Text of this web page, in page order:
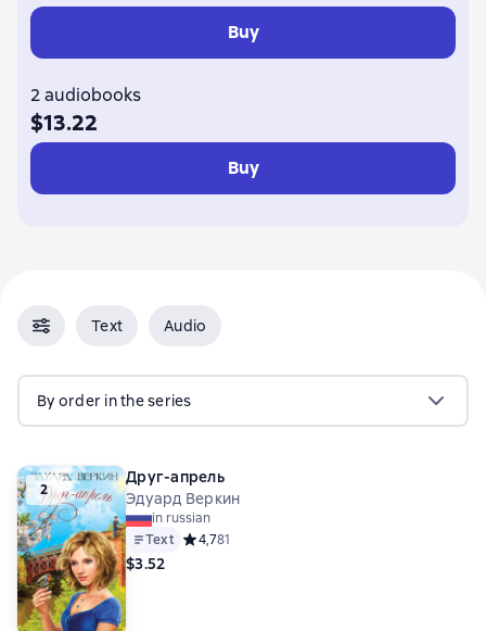
Buy
2 audiobooks
$13.22
Buy
Text Audio
By order in the series
2
Друг-апрель
Эдуард Веркин
in russian
Text Средний рейтинг 4,7 на основе 81 оценок
4,781
$3.52